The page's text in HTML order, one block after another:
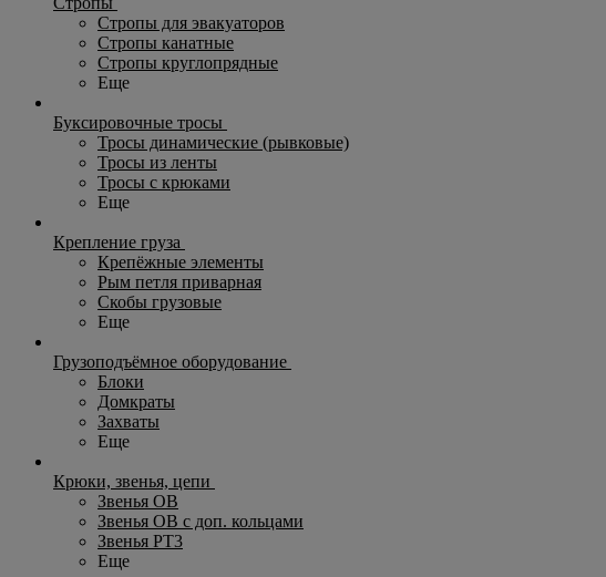
Стропы для эвакуаторов
Стропы канатные
Стропы круглопрядные
Еще
Буксировочные тросы
Тросы динамические (рывковые)
Тросы из ленты
Тросы с крюками
Еще
Крепление груза
Крепёжные элементы
Рым петля приварная
Скобы грузовые
Еще
Грузоподъёмное оборудование
Блоки
Домкраты
Захваты
Еще
Крюки, звенья, цепи
Звенья ОВ
Звенья ОВ с доп. кольцами
Звенья РТ3
Еще